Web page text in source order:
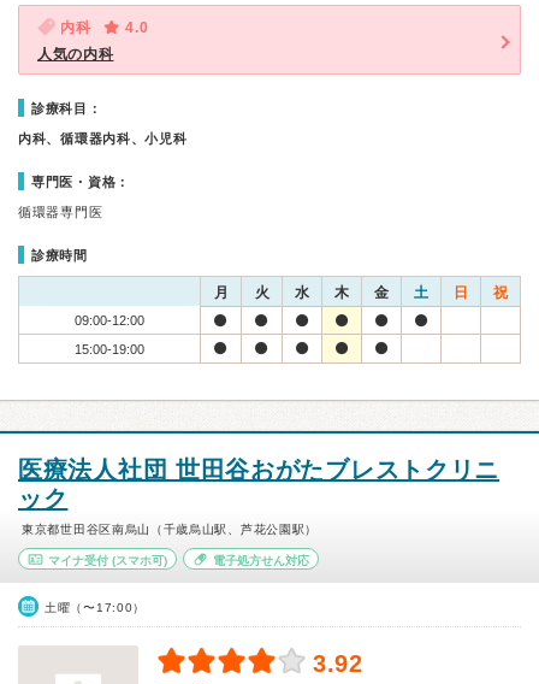
内科
4.0
人気の内科
診療科目：
内科、循環器内科、小児科
専門医・資格：
循環器専門医
診療時間
月 火 水 木 金 土 日 祝
09:00-12:00
15:00-19:00
医療法人社団 世田谷おがたブレストクリニ
ック
東京都世田谷区南烏山（千歳烏山駅、芦花公園駅）
マイナ受付 (スマホ可) 電子処方せん対応
土曜（〜17:00）
3.92